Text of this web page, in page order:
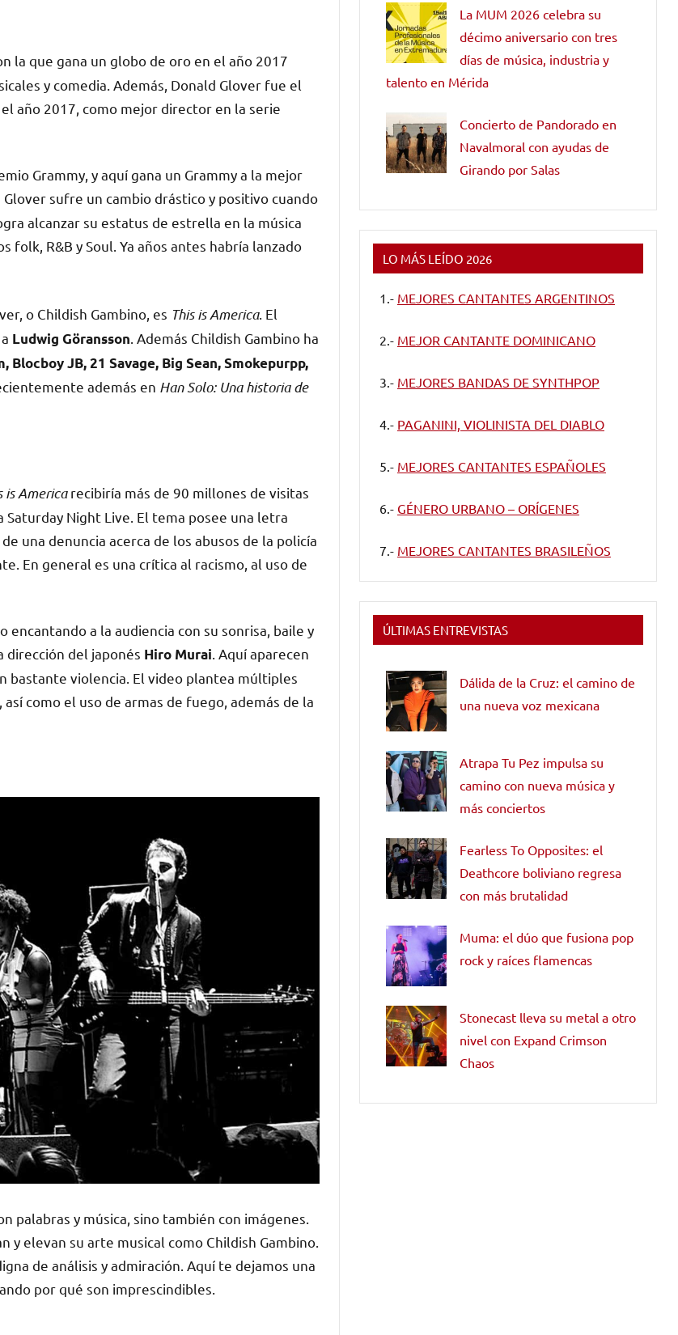
la que gana un globo de oro en el año 2017
y comedia. Además, Donald Glover fue el
año 2017, como mejor director en la serie
Grammy, y aquí gana un Grammy a la mejor
sufre un cambio drástico y positivo cuando
alcanzar su estatus de estrella en la música
folk, R&B y Soul. Ya años antes habría lanzado
o Childish Gambino, es This is America. El
Ludwig Göransson. Además Childish Gambino ha
Blocboy JB, 21 Savage, Big Sean, Smokepurpp,
además en Han Solo: Una historia de
is Americarecibiría más de 90 millones de visitas
Night Live. El tema posee una letra
una denuncia acerca de los abusos de la policía
En general es una crítica al racismo, al uso de
a la audiencia con su sonrisa, baile y
dirección del japonés Hiro Murai . Aquí aparecen
bastante violencia. El video plantea múltiples
como el uso de armas de fuego, además de la
palabras y música, sino también con imágenes.
elevan su arte musical como Childish Gambino.
de análisis y admiración. Aquí te dejamos una
por qué son imprescindibles.
La MUM 2026 celebra su
décimo aniversario con tres
días de música, industria y
talento en Mérida
Concierto de Pandorado en
Navalmoral con ayudas de
Girando por Salas
LO MÁS LEÍDO 2026
1.- MEJORES CANTANTES ARGENTINOS
2.- MEJOR CANTANTE DOMINICANO
3.- MEJORES BANDAS DE SYNTHPOP
4.- PAGANINI, VIOLINISTA DEL DIABLO
5.- MEJORES CANTANTES ESPAÑOLES
6.- GÉNERO URBANO – ORÍGENES
7.- MEJORES CANTANTES BRASILEÑOS
ÚLTIMAS ENTREVISTAS
Dálida de la Cruz: el camino de
una nueva voz mexicana
Atrapa Tu Pez impulsa su
camino con nueva música y
más conciertos
Fearless To Opposites: el
Deathcore boliviano regresa
con más brutalidad
Muma: el dúo que fusiona pop
rock y raíces flamencas
Stonecast lleva su metal a otro
nivel con Expand Crimson
Chaos